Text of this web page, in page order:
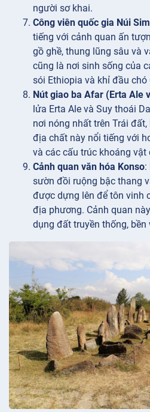
người sơ khai.
Công viên quốc gia Núi
tiếng với cảnh quan ấn
gồ ghề, thung lũng sâu và
cũng là nơi sinh sống của
sói Ethiopia và khỉ đầu chó
Nút giao ba Afar (Erta Ale
lửa Erta Ale và Suy thoái
nơi nóng nhất trên Trái
địa chất này nổi tiếng với
và các cấu trúc khoáng vật
Cảnh quan văn hóa Konso:
sườn đồi ruộng bậc thang
được dựng lên để tôn vinh
địa phương. Cảnh quan
dụng đất truyền thống, bền